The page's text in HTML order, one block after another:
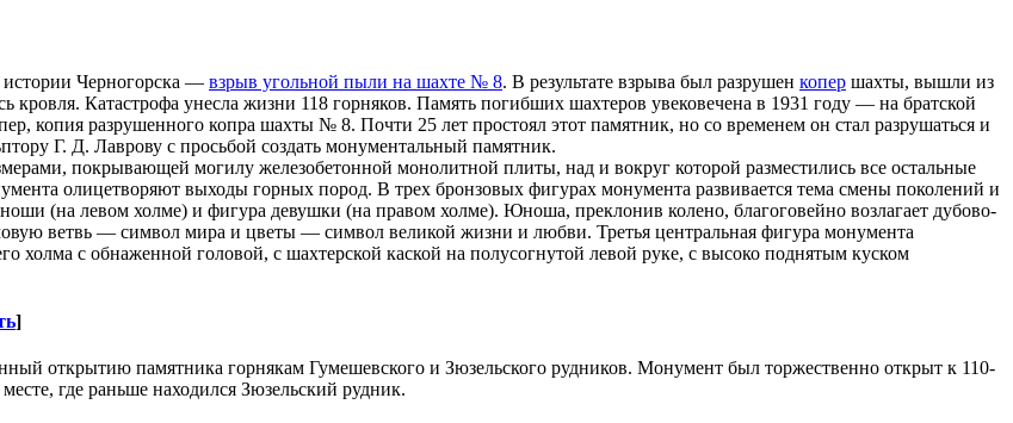
истории Черногорска — взрыв угольной пыли на шахте № 8. В результате взрыва был разрушен копер шахты, вышли из
Катастрофа унесла жизни 118 горняков. Память погибших шахтеров увековечена в 1931 году — на братской
копия разрушенного копра шахты № 8. Почти 25 лет простоял этот памятник, но со временем он стал разрушаться и
Г. Д. Лаврову с просьбой создать монументальный памятник.
покрывающей могилу железобетонной монолитной плиты, над и вокруг которой разместились все остальные
олицетворяют выходы горных пород. В трех бронзовых фигурах монумента развивается тема смены поколений и
(на левом холме) и фигура девушки (на правом холме). Юноша, преклонив колено, благоговейно возлагает дубово-
ветвь — символ мира и цветы — символ великой жизни и любви. Третья центральная фигура монумента
холма с обнаженной головой, с шахтерской каской на полусогнутой левой руке, с высоко поднятым куском
]
открытию памятника горнякам Гумешевского и Зюзельского рудников. Монумент был торжественно открыт к 110-
где раньше находился Зюзельский рудник.